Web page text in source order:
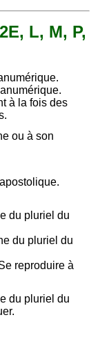
L, M, P,
à la fois des
ou à son
du pluriel du
du pluriel du
reproduire à
du pluriel du